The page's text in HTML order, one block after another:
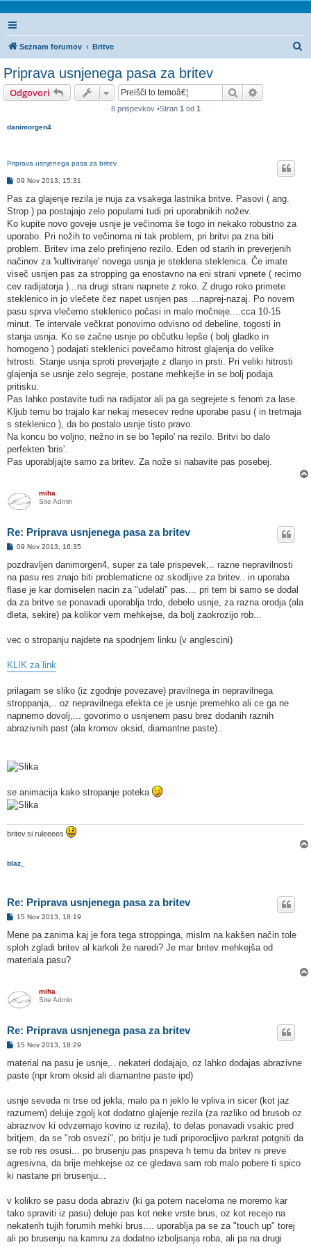
Seznam forumov Britve
Priprava usnjenega pasa za britev
Odgovori Iskanje
8 prispevkov •Stran 1 od 1
danimorgen4
Priprava usnjenega pasa za britev
O
g
v
o
09 Nov 2013, 15:31
Pas za glajenje rezila je nuja za vsakega lastnika britve. Pasovi ( ang.
Strop ) pa postajajo zelo popularni tudi pri uporabnikih nožev.
Ko kupite novo goveje usnje je večinoma še togo in nekako robustno za
uporabo. Pri nožih to večinoma ni tak problem, pri britvi pa zna biti
problem. Britev ima zelo prefinjeno rezilo. Eden od starih in preverjenih
načinov za 'kultiviranje' novega usnja je steklena steklenica. Če imate
viseč usnjen pas za stropping ga enostavno na eni strani vpnete ( recimo
cev radijatorja )...na drugi strani napnete z roko. Z drugo roko primete
steklenico in jo vlečete čez napet usnjen pas ...naprej-nazaj. Po novem
pasu sprva vlečemo steklenico počasi in malo močneje....cca 10-15
minut. Te intervale večkrat ponovimo odvisno od debeline, togosti in
stanja usnja. Ko se začne usnje po občutku lepše ( bolj gladko in
homogeno ) podajati steklenici povečamo hitrost glajenja do velike
hitrosti. Stanje usnja sproti preverjajte z dlanjo in prsti. Pri veliki hitrosti
glajenja se usnje zelo segreje, postane mehkejše in se bolj podaja
pritisku.
Pas lahko postavite tudi na radijator ali pa ga segrejete s fenom za lase.
Kljub temu bo trajalo kar nekaj mesecev redne uporabe pasu ( in tretmaja
s steklenico ), da bo postalo usnje tisto pravo.
Na koncu bo voljno, nežno in se bo 'lepilo' na rezilo. Britvi bo dalo
perfekten 'bris'.
Pas uporabljajte samo za britev. Za nože si nabavite pas posebej.
miha
Site Admin
Re: Priprava usnjenega pasa za britev
O
g
v
o
09 Nov 2013, 16:35
pozdravljen danimorgen4, super za tale prispevek,.. razne nepravilnosti
na pasu res znajo biti problematicne oz skodljive za britev.. in uporaba
flase je kar domiselen nacin za "udelati" pas.... pri tem bi samo se dodal
da za britve se ponavadi uporablja trdo, debelo usnje, za razna orodja (ala
dleta, sekire) pa kolikor vem mehkejse, da bolj zaokrozijo rob...
vec o stropanju najdete na spodnjem linku (v anglescini)
KLIK za link
prilagam se sliko (iz zgodnje povezave) pravilnega in nepravilnega
stroppanja,.. oz nepravilnega efekta ce je usnje premehko ali ce ga ne
napnemo dovolj,... govorimo o usnjenem pasu brez dodanih raznih
abrazivnih past (ala kromov oksid, diamantne paste)..
se animacija kako stropanje poteka
britev.si ruleeees
blaz_
Re: Priprava usnjenega pasa za britev
O
g
v
o
15 Nov 2013, 18:19
Mene pa zanima kaj je fora tega stroppinga, mislm na kakšen način tole
sploh zgladi britev al karkoli že naredi? Je mar britev mehkejša od
materiala pasu?
miha
Site Admin
Re: Priprava usnjenega pasa za britev
O
g
v
15 Nov 2013, 18:29
material na pasu je usnje,.. nekateri dodajajo, oz lahko dodajas abrazivne
paste (npr krom oksid ali diamantne paste ipd)
usnje seveda ni trse od jekla, malo pa n jeklo le vpliva in sicer (kot jaz
razumem) deluje zgolj kot dodatno glajenje rezila (za razliko od brusob oz
abrazivov ki odvzemajo kovino iz rezila), to delas ponavadi vsakic pred
britjem, da se "rob osvezi", po britju je tudi priporocljivo parkrat potgniti da
se rob res osusi... po brusenju pas prispeva h temu da britev ni preve
agresivna, da brije mehkejse oz ce gledava sam rob malo pobere ti spico
ki nastane pri brusenju...
v kolikro se pasu doda abraziv (ki ga potem naceloma ne moremo kar
tako spraviti iz pasu) deluje pas kot neke vrste brus, oz kot recejo na
nekaterih tujih forumih mehki brus.... uporablja pa se za "touch up" torej
ali po brusenju na kamnu za dodatno izboljsanja roba, ali pa na drugi